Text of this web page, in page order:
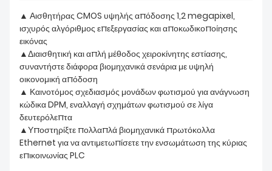
▲ Αισθητήρας CMOS υψηλής απόδοσης 1,2 megapixel,
ισχυρός αλγόριθμος επεξεργασίας και αποκωδικοποίησης
εικόνας
▲Διαισθητική και απλή μέθοδος χειροκίνητης εστίασης,
συναντήστε διάφορα βιομηχανικά σενάρια με υψηλή
οικονομική απόδοση
▲ Καινοτόμος σχεδιασμός μονάδων φωτισμού για ανάγνωση
κώδικα DPM, εναλλαγή σχημάτων φωτισμού σε λίγα
δευτερόλεπτα
▲Υποστηρίξτε πολλαπλά βιομηχανικά πρωτόκολλα
Ethernet για να αντιμετωπίσετε την ενσωμάτωση της κύριας
επικοινωνίας PLC